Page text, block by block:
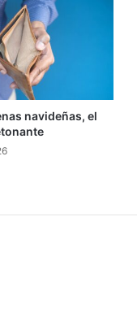
a
l
l
e
y
i
n
i
l
navideñas, el